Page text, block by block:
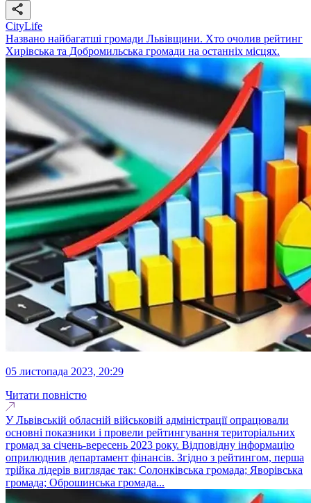
CityLife
Названо найбагатші громади Львівщини. Хто очолив рейтинг
Хирівська та Добромильська громади на останніх місцях.
05 листопада 2023, 20:29
Читати повністю
У Львівській обласній військовій адміністрації опрацювали
основні показники і провели рейтингування територіальних
громад за січень-вересень 2023 року. Відповідну інформацію
оприлюднив департамент фінансів. Згідно з рейтингом, перша
трійка лідерів виглядає так: Солонківська громада; Яворівська
громада; Оброшинська громада...